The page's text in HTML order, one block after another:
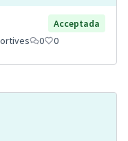
Acceptada
0 0